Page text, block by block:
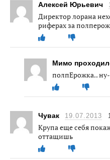
Алексей Юрьевич
Директор лорана
риферах за
Мимо
полпЕрожка..
Чувак 19.07.2013
Крупа еще себя
оттащишь